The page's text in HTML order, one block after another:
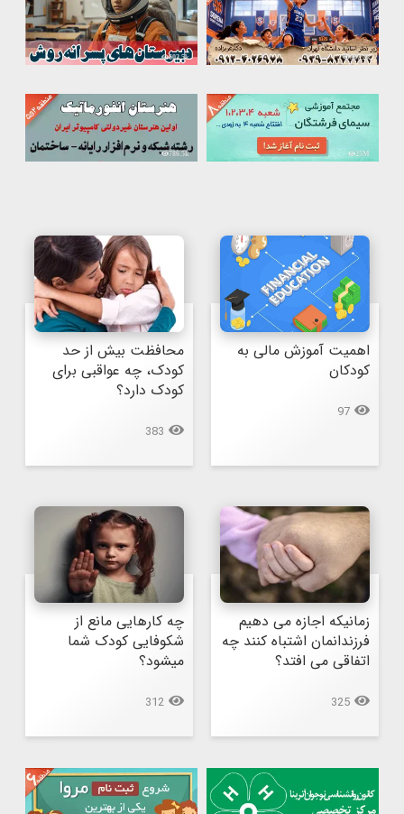
367.2k
603.5k
25M
786.5k
کودکان
97
کودک، چه عواقبی برای
کودک دارد؟
383
زمانیکه اجازه می دهیم
اتفاقی می افتد؟
325
میشود؟
312